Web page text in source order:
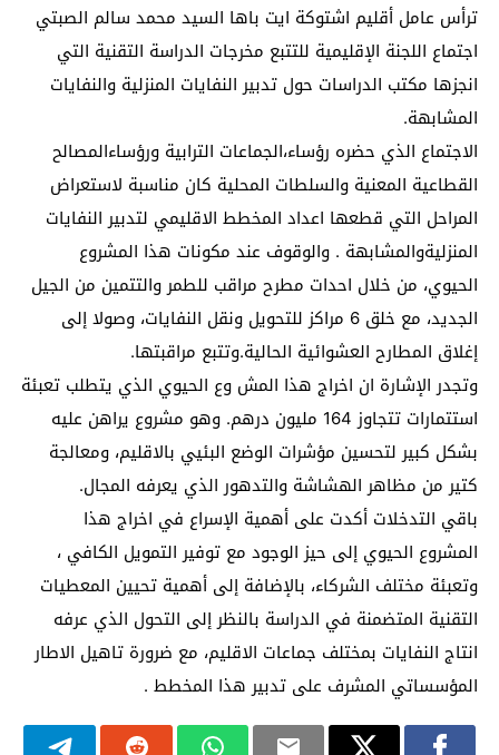
ترأس عامل أقليم اشتوكة ايت باها السيد محمد سالم الصبتي
اجتماع اللجنة الإقليمية للتتبع مخرجات الدراسة التقنية التي
انجزها مكتب الدراسات حول تدبير النفايات المنزلية والنفايات
المشابهة.
الاجتماع الذي حضره رؤساء،الجماعات الترابية ورؤساءالمصالح
القطاعية المعنية والسلطات المحلية كان مناسبة لاستعراض
المراحل التي قطعها اعداد المخطط الاقليمي لتدبير النفايات
المنزليةوالمشابهة . والوقوف عند مكونات هذا المشروع
الحيوي، من خلال احدات مطرح مراقب للطمر والتتمين من الجيل
الجديد، مع خلق 6 مراكز للتحويل ونقل النفايات، وصولا إلى
إغلاق المطارح العشوائية الحالية.وتتبع مراقبتها.
وتجدر الإشارة ان اخراج هذا المش وع الحيوي الذي يتطلب تعبئة
استتمارات تتجاوز 164 مليون درهم. وهو مشروع يراهن عليه
بشكل كبير لتحسين مؤشرات الوضع البئيي بالاقليم، ومعالجة
كتير من مظاهر الهشاشة والتدهور الذي يعرفه المجال.
باقي التدخلات أكدت على أهمية الإسراع في اخراج هذا
المشروع الحيوي إلى حيز الوجود مع توفير التمويل الكافي ،
وتعبئة مختلف الشركاء، بالإضافة إلى أهمية تحيين المعطيات
التقنية المتضمنة في الدراسة بالنظر إلى التحول الذي عرفه
انتاج النفايات بمختلف جماعات الاقليم، مع ضرورة تاهيل الاطار
المؤسساتي المشرف على تدبير هذا المخطط .